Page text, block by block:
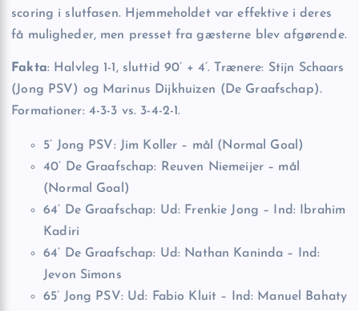
scoring i slutfasen. Hjemmeholdet var effektive i deres
få muligheder, men presset fra gæsterne blev afgørende.
Fakta: Halvleg 1-1, sluttid 90’ + 4’. Trænere: Stijn Schaars
(Jong PSV) og Marinus Dijkhuizen (De Graafschap).
Formationer: 4-3-3 vs. 3-4-2-1.
5’ Jong PSV: Jim Koller – mål (Normal Goal)
40’ De Graafschap: Reuven Niemeijer – mål
(Normal Goal)
64’ De Graafschap: Ud: Frenkie Jong – Ind: Ibrahim
Kadiri
64’ De Graafschap: Ud: Nathan Kaninda – Ind:
Jevon Simons
65’ Jong PSV: Ud: Fabio Kluit – Ind: Manuel Bahaty